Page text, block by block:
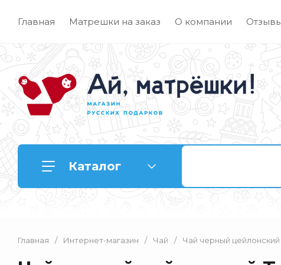
Главная Матрешки на заказ О компании
Матрешки
Каталог
Главная / Интернет-магазин / Чай / Чай черный цейлонский